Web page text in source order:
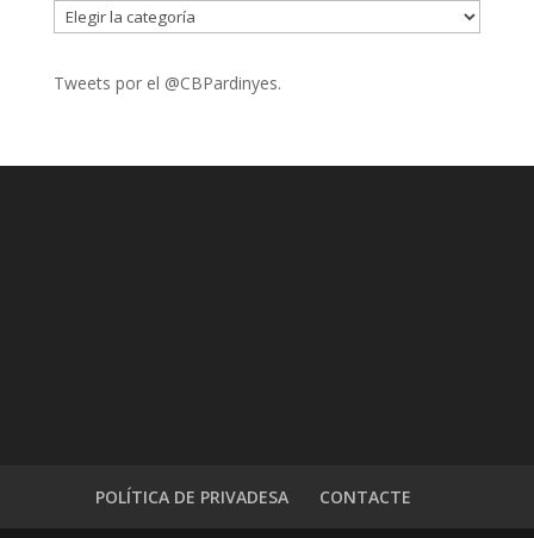
CATEGORIES
Tweets por el @CBPardinyes.
POLÍTICA DE PRIVADESA CONTACTE